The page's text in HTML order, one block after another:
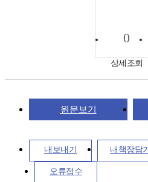
0
상세조회
원문보기
내보내기 내책장담기
오류접수